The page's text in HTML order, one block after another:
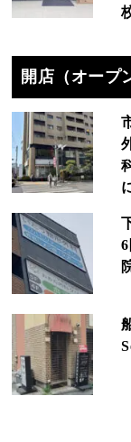
開店（オープ